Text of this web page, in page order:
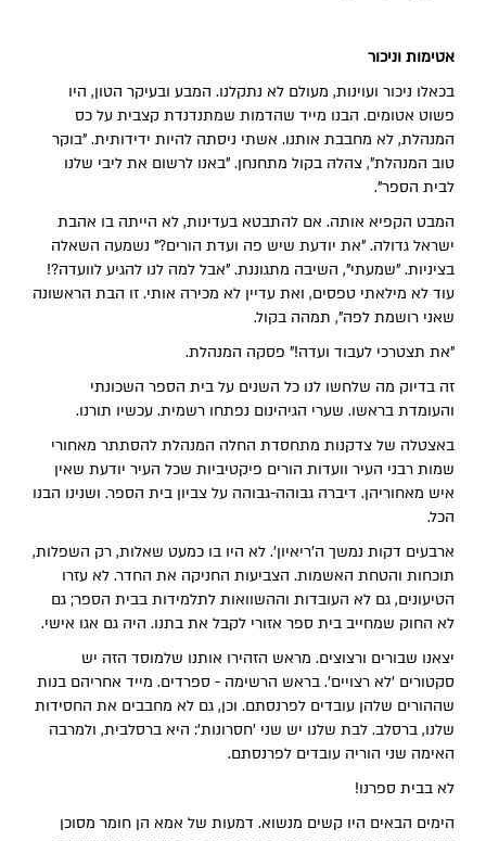
אטימות וניכור
בכאלו ניכור ועוינות, מעולם לא נתקלנו. המבע ובעיקר הטון, היו
פשוט אטומים. הבנו מייד שהדמות שמתנדנדת קצבית על כס
המנהלת, לא מחבבת אותנו. אשתי ניסתה להיות ידידותית. "בוקר
טוב המנהלת", צהלה בקול מתחנחן. "באנו לרשום את ליבי שלנו
לבית הספר".
המבט הקפיא אותה. אם להתבטא בעדינות, לא הייתה בו אהבת
ישראל גדולה. "את יודעת שיש פה ועדת הורים?" נשמעה השאלה
בציניות. "שמעתי", השיבה מתגוננת. "אבל למה לנו להגיע לוועדה?!
עוד לא מילאתי טפסים, ואת עדיין לא מכירה אותי. זו הבת הראשונה
שאני רושמת לפה", תמהה בקול.
"את תצטרכי לעבוד ועדה!" פסקה המנהלת.
זה בדיוק מה שלחשו לנו כל השנים על בית הספר השכונתי
והעומדת בראשו. שערי הגיהינום נפתחו רשמית. עכשיו תורנו.
באצטלה של צדקנות מתחסדת החלה המנהלת להסתתר מאחורי
שמות רבני העיר וועדות הורים פיקטיביות שכל העיר יודעת שאין
איש מאחוריהן. דיברה גבוהה-גבוהה על צביון בית הספר. ושנינו הבנו
הכל.
ארבעים דקות נמשך ה'ריאיון'. לא היו בו כמעט שאלות, רק השפלות,
תוכחות והטחת האשמות. הצביעות החניקה את החדר. לא עזרו
הטיעונים, גם לא העובדות וההשוואות לתלמידות בבית הספר; גם
לא החוק שמחייב בית ספר אזורי לקבל את בתנו. היה גם אגו אישי.
יצאנו שבורים ורצוצים. מראש הזהירו אותנו שלמוסד הזה יש
סקטורים 'לא רצויים'. בראש הרשימה - ספרדים. מייד אחריהם בנות
שההורים שלהן עובדים לפרנסתם. וכן, גם לא מחבבים את החסידות
שלנו, ברסלב. לבת שלנו יש שני 'חסרונות': היא ברסלבית, ולמרבה
האימה שני הוריה עובדים לפרנסתם.
לא בבית ספרנו!
הימים הבאים היו קשים מנשוא. דמעות של אמא הן חומר מסוכן